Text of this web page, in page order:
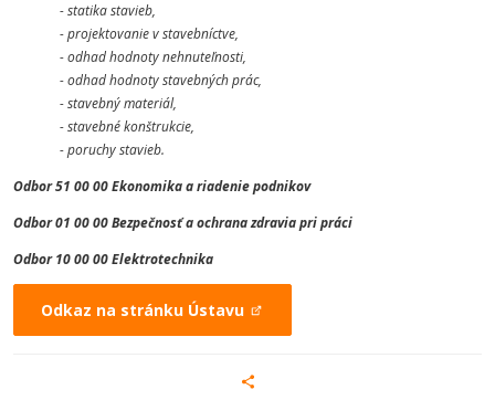
- statika stavieb,
- projektovanie v stavebníctve,
- odhad hodnoty nehnuteľnosti,
- odhad hodnoty stavebných prác,
- stavebný materiál,
- stavebné konštrukcie,
- poruchy stavieb.
Odbor 51 00 00 Ekonomika a riadenie podnikov
Odbor 01 00 00 Bezpečnosť a ochrana zdravia pri práci
Odbor 10 00 00 Elektrotechnika
Odkaz na stránku Ústavu